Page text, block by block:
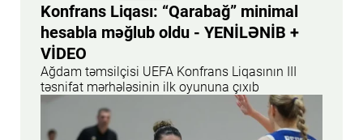
Konfrans Liqası: “Qarabağ” minimal
hesabla məğlub oldu - YENİLƏNİB +
VİDEO
Ağdam təmsilçisi UEFA Konfrans Liqasının III
təsnifat mərhələsinin ilk oyununa çıxıb